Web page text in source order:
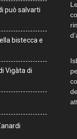
può salvarti
bistecca e
Vigàta di